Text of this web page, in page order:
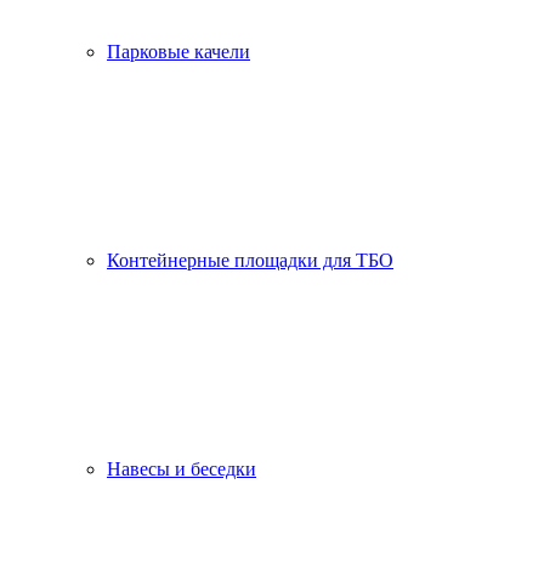
Парковые качели
Контейнерные площадки для ТБО
Навесы и беседки